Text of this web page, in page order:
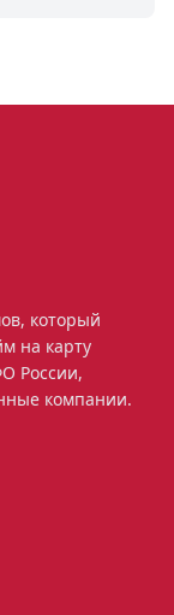
который
на карту
России,
компании.